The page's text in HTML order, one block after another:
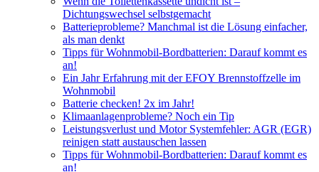
Dichtungswechsel selbstgemacht
Batterieprobleme? Manchmal ist die Lösung einfacher,
als man denkt
Tipps für Wohnmobil-Bordbatterien: Darauf kommt es
an!
Ein Jahr Erfahrung mit der EFOY Brennstoffzelle im
Wohnmobil
Batterie checken! 2x im Jahr!
Klimaanlagenprobleme? Noch ein Tip
Leistungsverlust und Motor Systemfehler: AGR (EGR)
reinigen statt austauschen lassen
Tipps für Wohnmobil-Bordbatterien: Darauf kommt es
an!